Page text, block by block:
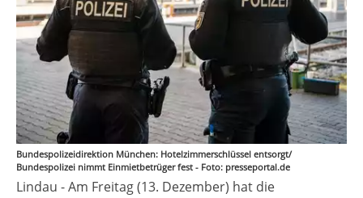
Bundespolizeidirektion München: Hotelzimmerschlüssel entsorgt/
Bundespolizei nimmt Einmietbetrüger fest - Foto: presseportal.de
Lindau - Am Freitag (13. Dezember) hat die